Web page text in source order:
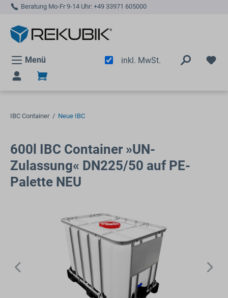
springen
Beratung Mo-Fr 9-14 Uhr: +49 33971 605000
Menü inkl. MwSt.
IBC Container / Neue IBC
600l IBC Container »UN-
Zulassung« DN225/50 auf PE-
Palette NEU